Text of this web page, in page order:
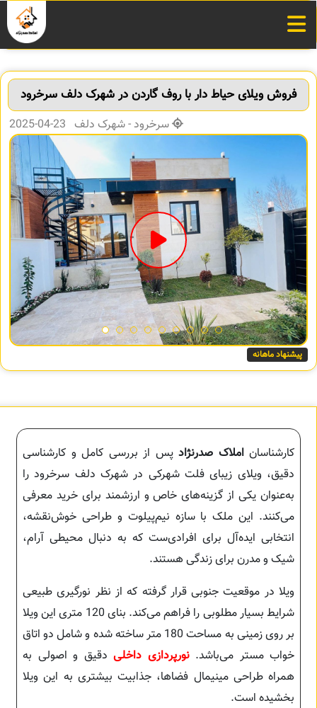
فروش ویلای حیاط دار با روف گاردن در شهرک دلف سرخرود
سرخرود - شهرک دلف 23-04-2025
پیشنهاد ماهانه
کارشناساناملاک صدرنژاد پس از بررسی کامل و کارشناسی
دقیق، ویلای زیبای فلت شهرکی در شهرک دلف سرخرود را
به‌عنوان یکی از گزینه‌های خاص و ارزشمند برای خرید معرفی
می‌کنند. این ملک با سازه نیم‌پیلوت و طراحی خوش‌نقشه،
انتخابی ایده‌آل برای افرادی‌ست که به دنبال محیطی آرام،
شیک و مدرن برای زندگی هستند.
ویلا در موقعیت جنوبی قرار گرفته که از نظر نورگیری طبیعی
شرایط بسیار مطلوبی را فراهم می‌کند. بنای 120 متری این ویلا
بر روی زمینی به مساحت 180 متر ساخته شده و شامل دو اتاق
خواب مستر می‌باشد.نورپردازی داخلی دقیق و اصولی به
همراه طراحی مینیمال فضاها، جذابیت بیشتری به این ویلا
بخشیده است.